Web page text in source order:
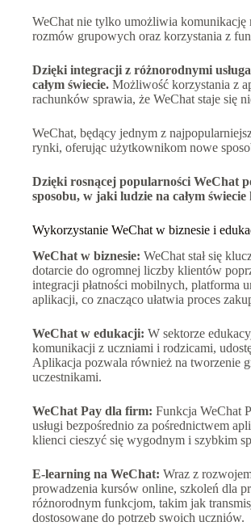
WeChat nie tylko umożliwia komunikację
rozmów grupowych oraz korzystania z
Dzięki integracji z różnorodnymi
całym świecie. Możliwość korzystania z
rachunków sprawia, że WeChat staje się
WeChat, będący jednym z
rynki, oferując użytkownikom nowe
Dzięki rosnącej popularności WeChat
sposobu, w jaki ludzie na całym
Wykorzystanie WeChat w biznesie i
WeChat w biznesie: WeChat stał się
dotarcie do ogromnej liczby klientów
integracji płatności mobilnych, platforma
aplikacji, co znacząco ułatwia proces
WeChat w edukacji: W sektorze
komunikacji z uczniami i rodzicami,
Aplikacja pozwala również na tworzenie
uczestnikami.
WeChat Pay dla firm: Funkcja WeChat
usługi bezpośrednio za pośrednictwem
klienci cieszyć się wygodnym i szybkim
E-learning na WeChat: Wraz z
prowadzenia kursów online, szkoleń dla
różnorodnym funkcjom, takim jak
dostosowane do potrzeb swoich uczniów.